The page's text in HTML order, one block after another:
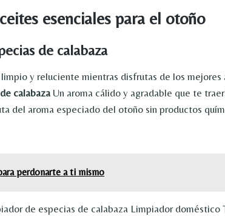
esenciales para el otoño
de calabaza
y reluciente mientras disfrutas de los mejores
calabaza Un aroma cálido y agradable que te
del aroma especiado del otoño sin productos
perdonarte a ti mismo